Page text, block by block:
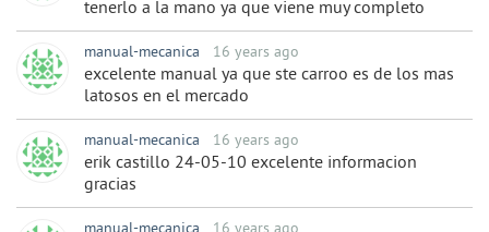
tenerlo a la mano ya que viene muy completo
manual-mecanica 16 years ago
excelente manual ya que ste carroo es de los mas
latosos en el mercado
manual-mecanica 16 years ago
erik castillo 24-05-10 excelente informacion
gracias